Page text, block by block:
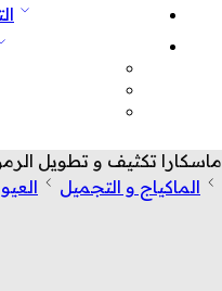
ماسكارا تكثيف و تطويل
الماكياج و التجميل